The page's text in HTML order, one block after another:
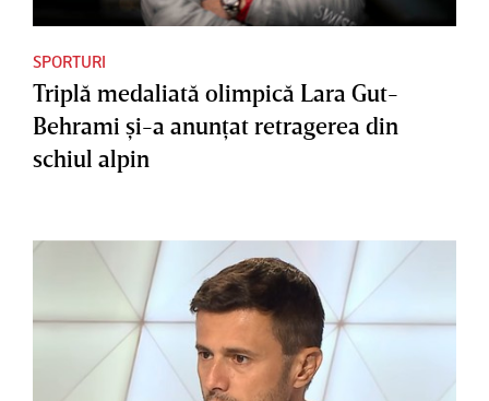
SPORTURI
Triplă medaliată olimpică Lara Gut-
Behrami şi-a anunţat retragerea din
schiul alpin